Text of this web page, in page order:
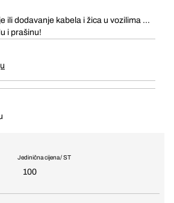
ili dodavanje kabela i žica u vozilima ...
i prašinu!
Jedinična cijena / ST
100